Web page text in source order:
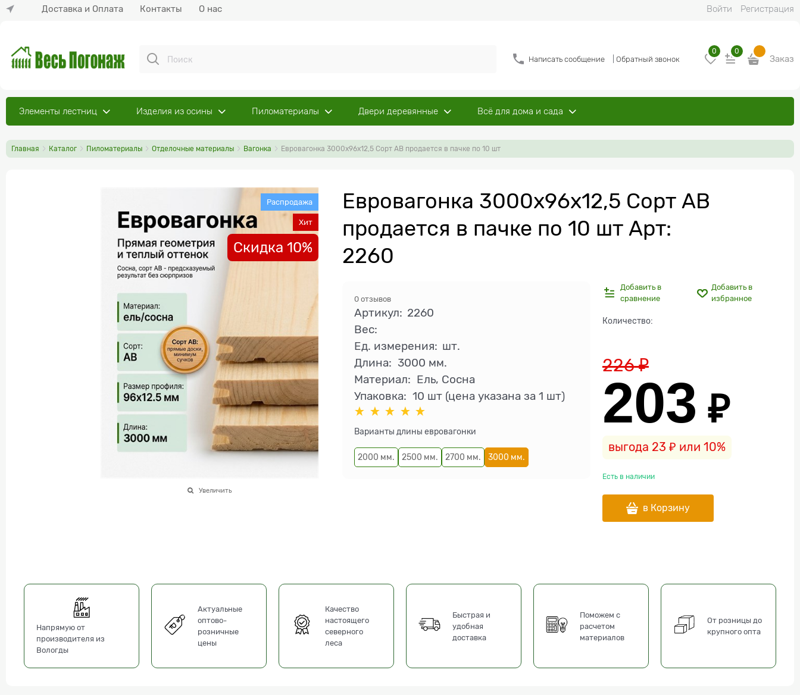
Доставка и Оплата Контакты О нас Войти Регистрация
Написать сообщение Обратный звонок
0 0
Заказ
Элементы лестниц Изделия из осины Пиломатериалы Двери деревянные Всё для дома и сада
Главная Каталог Пиломатериалы Отделочные материалы Вагонка Евровагонка 3000х96х12,5 Сорт АВ продается в пачке по 10 шт
Распродажа
Хит
Скидка 10%
Увеличить
Евровагонка 3000х96х12,5 Сорт АВ
продается в пачке по 10 шт Арт:
2260
0 отзывов
Артикул: 2260
Вес:
Ед. измерения: шт.
Длина: 3000 мм.
Материал: Ель, Сосна
Упаковка: 10 шт (цена указана за 1 шт)
Варианты длины евровагонки
2000 мм. 2500 мм. 2700 мм. 3000 мм.
Добавить в
сравнение
Добавить в
избранное
Количество:
226 ₽
203 ₽
выгода 23 ₽ или 10%
Есть в наличии
в Корзину
Напрямую от
производителя из
Вологды
Актуальные
оптово-
розничные
цены
Качество
настоящего
северного
леса
Быстрая и
удобная
доставка
Поможем с
расчетом
материалов
От розницы до
крупного опта